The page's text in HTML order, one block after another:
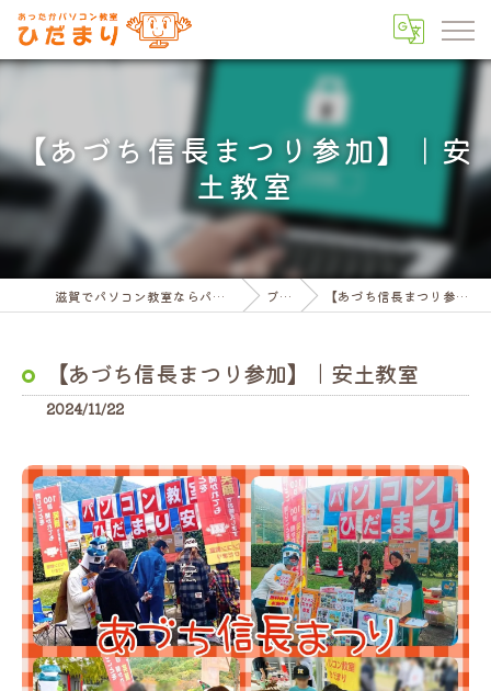
【あづち信長まつり参加】｜安
土教室
滋賀でパソコン教室ならパソコン教室ひだまり ブログ 【あづち信長まつり参加】｜安土教室
【あづち信長まつり参加】｜安土教室
2024/11/22